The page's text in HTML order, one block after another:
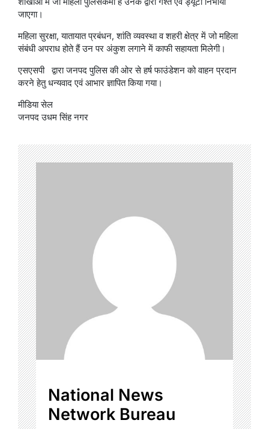
जाएगा।
महिला सुरक्षा, यातायात प्रबंधन, शांति व्यवस्था व शहरी क्षेत्र में जो महिला
संबंधी अपराध होते हैं उन पर अंकुश लगाने में काफी सहायता मिलेगी।
एसएसपी द्वारा जनपद पुलिस की ओर से हर्ष फाउंडेशन को वाहन प्रदान
करने हेतु धन्यवाद एवं आभार ज्ञापित किया गया।
मीडिया सेल
जनपद उधम सिंह नगर
National News
Network Bureau